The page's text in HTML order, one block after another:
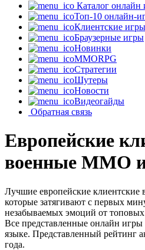
Каталог онлайн
Топ-10 онлайн-
Клиентские игры
Браузерные игры
Новинки
MMORPG
Стратегии
Шутеры
Новости
Видеогайды
Обратная связь
Европейские
военные MMO
Лучшие европейские
которые затягивают с первых
незабываемых эмоций от
Все представленные онлайн
языке. Представленный рейтинг
года.